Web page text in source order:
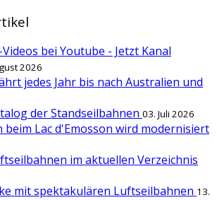
bei Youtube - Jetzt Kanal
2026
jedes Jahr bis nach Australien und
der Standseilbahnen 03. Juli 2026
beim Lac d'Emosson wird modernisiert
im aktuellen Verzeichnis
mit spektakulären Luftseilbahnen 13.